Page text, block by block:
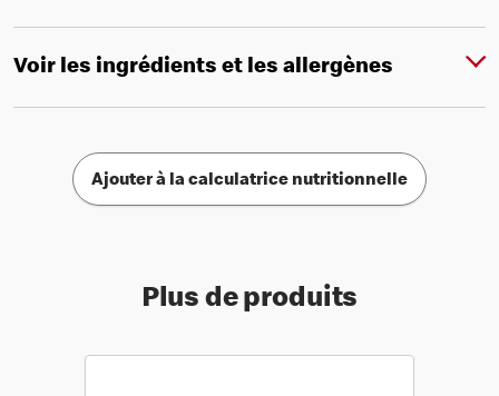
Voir les ingrédients et les allergènes
Ajouter à la calculatrice nutritionnelle
Plus de produits